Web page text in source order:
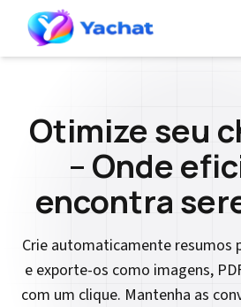
Otimize seu
– Onde
encontra
Crie automaticamente resumos
e exporte-os como imagens,
com um clique. Mantenha as